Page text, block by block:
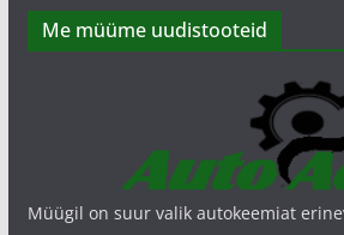
Me müüme uudistooteid
Müügil on suur valik autokeemiat